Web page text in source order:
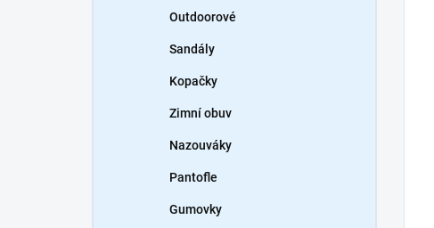
Outdoorové
Sandály
Kopačky
Zimní obuv
Nazouváky
Pantofle
Gumovky